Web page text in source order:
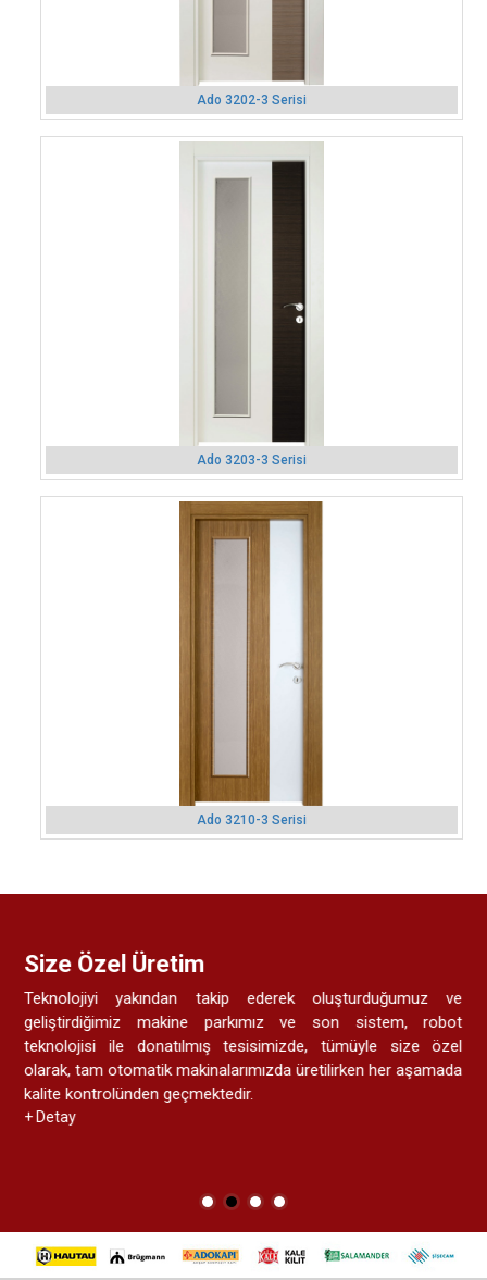
Ado 3202-3 Serisi
Ado 3203-3 Serisi
Ado 3210-3 Serisi
Ücretsiz Expertiz İçin Bizi Arayınız
Yeni binanıza, dairenize, pvc pencere, çelik kapı, iç kapı, dış
cephe giydirme düşünüyorsanız yada balkonunuzu, terasınızı
kapatmayı, cam balkon yaptırmayı düşünüyorsanız önce
ücretsiz danışma ve expertiz için mutlaka bizimle iletişime
geçiniz.
+ Detay